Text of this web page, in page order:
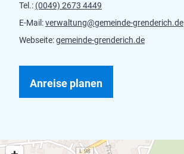
Tel.: (0049) 2673 4449
E-Mail:verwaltung@gemeinde-grenderich.de
Webseite:gemeinde-grenderich.de
Anreise planen